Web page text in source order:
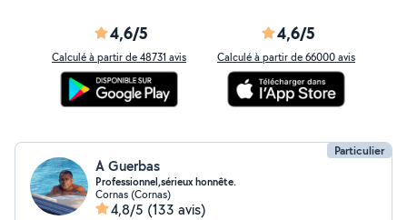
4,6/5
Calculé à partir de 48731 avis
4,6/5
Calculé à partir de 66000 avis
Particulier
A Guerbas
Professionnel,sérieux honnête.
Cornas (Cornas)
4,8/5 (133 avis)